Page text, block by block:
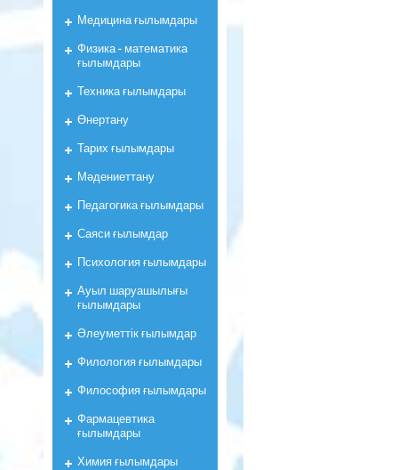
Медицина ғылымдары
Физика - математика
ғылымдары
Техника ғылымдары
Өнертану
Тарих ғылымдары
Мәдениеттану
Педагогика ғылымдары
Саяси ғылымдар
Психология ғылымдары
Ауыл шаруашылығы
ғылымдары
Әлеуметтік ғылымдар
Филология ғылымдары
Философия ғылымдары
Фармацевтика
ғылымдары
Химия ғылымдары